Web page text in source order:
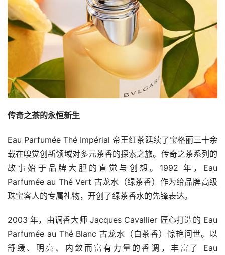
传奇之茶的永恒新生
Eau Parfumée Thé Impérial 帝王红茶延续了宝格丽三十余
载在嗅觉创新领域对多元茶香的探索之旅。传奇之茶系列的
故事始于品牌大胆的直觉与创想。1992 年，Eau
Parfumée au Thé Vert 古龙水（绿茶香）作为给品牌高级
珠宝客人的专属礼物，开创了绿茶香水的先锋表达。
2003 年，由调香大师 Jacques Cavallier 匠心打造的 Eau
Parfumée au Thé Blanc 古龙水（白茶香）惊艳问世。以
舒缓、明亮、内敛而富有力量的香调，丰富了 Eau